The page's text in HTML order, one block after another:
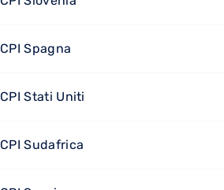
CPI Spagna
CPI Stati Uniti
CPI Sudafrica